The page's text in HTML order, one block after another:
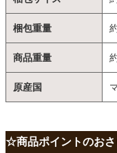
梱包重量
商品重量
原産国
☆商品ポイントのお